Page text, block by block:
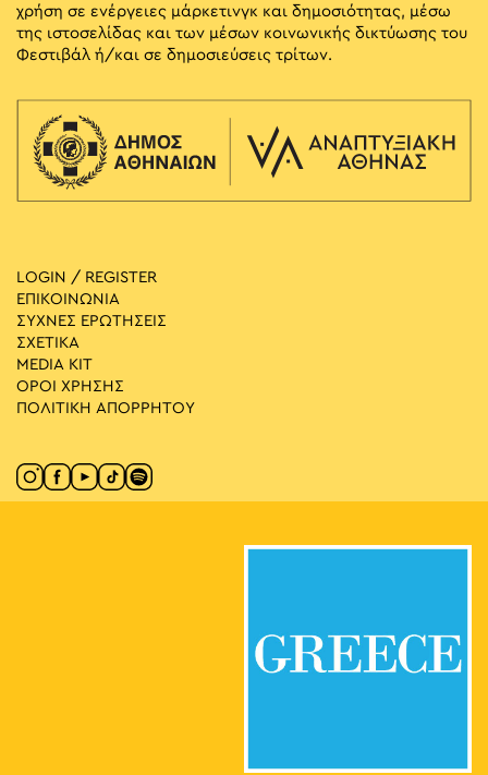
χρήση σε ενέργειες μάρκετινγκ και δημοσιότητας, μέσω
της ιστοσελίδας και των μέσων κοινωνικής δικτύωσης του
Φεστιβάλ ή/και σε δημοσιεύσεις τρίτων.
LOGIN / REGISTER
ΕΠΙΚΟΙΝΩΝΙΑ
ΣΥΧΝΕΣ ΕΡΩΤΗΣΕΙΣ
ΣΧΕΤΙΚΑ
MEDIA ΚIT
ΟΡΟΙ ΧΡΗΣΗΣ
ΠΟΛΙΤΙΚΗ ΑΠΟΡΡΗΤΟΥ